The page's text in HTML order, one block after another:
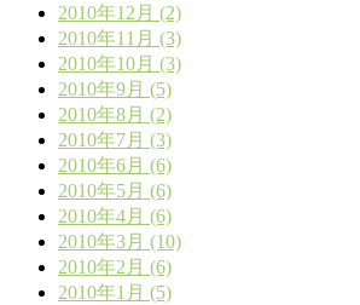
2010年12月 (2)
2010年11月 (3)
2010年10月 (3)
2010年9月 (5)
2010年8月 (2)
2010年7月 (3)
2010年6月 (6)
2010年5月 (6)
2010年4月 (6)
2010年3月 (10)
2010年2月 (6)
2010年1月 (5)